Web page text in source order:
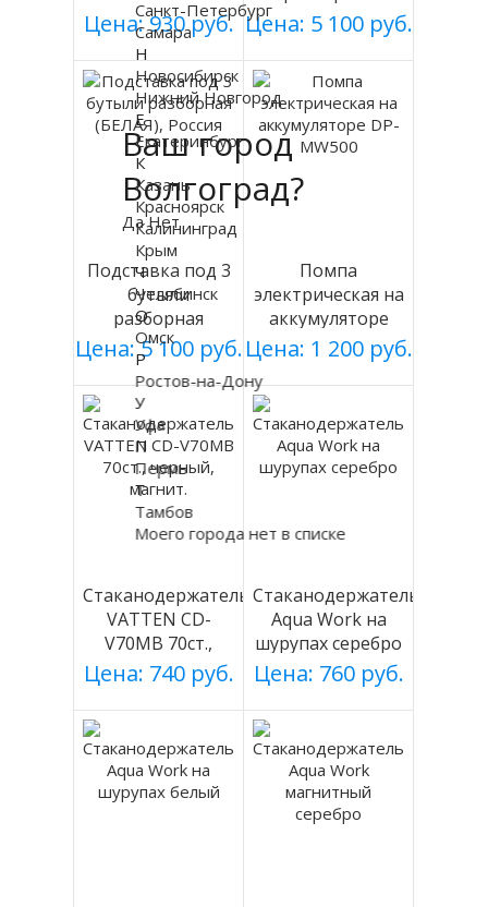
на батарейках
Цена: 930 руб.
(СЕРАЯ), Россия
Цена: 5 100 руб.
Подставка под 3
бутыли
разборная
(БЕЛАЯ), Россия
Цена: 5 100 руб.
Помпа
электрическая на
аккумуляторе
DP-MW500
Цена: 1 200 руб.
Стаканодержатель
VATTEN CD-
V70MB 70ст.,
черный, магнит.
Цена: 740 руб.
Стаканодержатель
Aqua Work на
шурупах серебро
Цена: 760 руб.
Ваш город
Волгоград?
Да Нет
Санкт-Петербург
Самара
Н
Новосибирск
Нижний Новгород
Е
Екатеринбург
К
Казань
Красноярск
Калининград
Крым
Ч
Челябинск
О
Омск
Р
Ростов-на-Дону
У
Уфа
П
Пермь
Т
Тамбов
Моего города нет в списке